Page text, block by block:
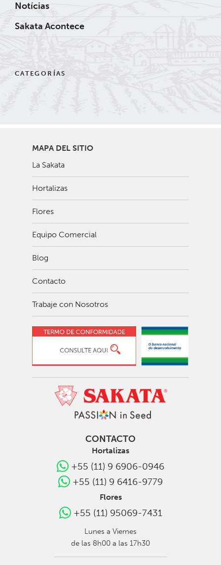
Notícias
Sakata Acontece
CATEGORÍAS
MAPA DEL SITIO
La Sakata
Hortalizas
Flores
Equipo Comercial
Blog
Contacto
Trabaje con Nosotros
CONTACTO
Hortalizas
+55 (11) 9 6906-0946
+55 (11) 9 6416-9779
Flores
+55 (11) 95069-7431
Lunes a Viernes
de las 8h00 a las 17h30